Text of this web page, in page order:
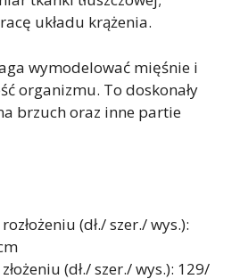
układu krążenia.
wymodelować mięśnie i
organizmu. To doskonały
brzuch oraz inne partie
(dł./ szer./ wys.):
(dł./ szer./ wys.): 129/